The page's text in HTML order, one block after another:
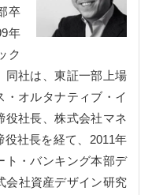
卒
年
ク
同社は、東証一部上場
オルタナティブ・イ
役社長、株式会社マネ
社長を経て、2011年
ト・バンキング本部デ
会社資産デザイン研究